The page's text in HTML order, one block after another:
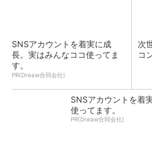
SNSアカウントを着実に成
長。実はみんなココ使ってま
す。
PR(Dreaw合同会社)
次
コ
SNSアカウントを着
使ってます。
PR(Dreaw合同会社)